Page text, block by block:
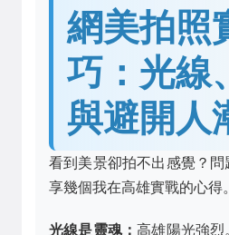
網美拍照
巧：光線
與避開人
看到美景卻拍不出感覺？
享幾個我在高雄實戰的心得。
光線是靈魂：高雄陽光強烈